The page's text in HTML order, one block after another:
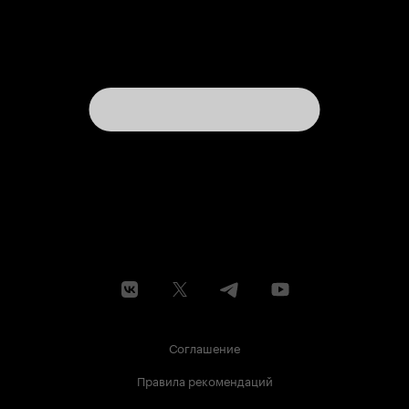
Соглашение
Правила рекомендаций